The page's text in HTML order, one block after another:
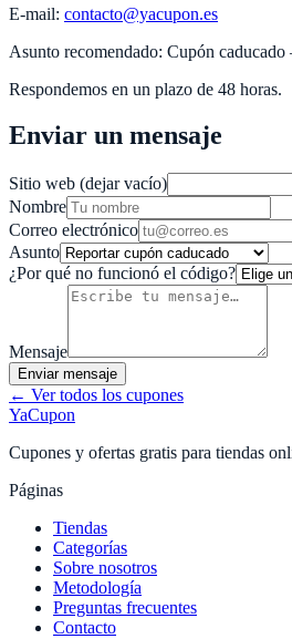
E‑mail: contacto@yacupon.es
Asunto recomendado: Cupón caducado
Respondemos en un plazo de 48 horas.
Enviar un mensaje
Sitio web (dejar vacío)
Nombre
Correo electrónico
Asunto
¿Por qué no funcionó el código?
Mensaje
Enviar mensaje
← Ver todos los cupones
YaCupon
Cupones y ofertas gratis para tiendas
Páginas
Tiendas
Categorías
Sobre nosotros
Metodología
Preguntas frecuentes
Contacto